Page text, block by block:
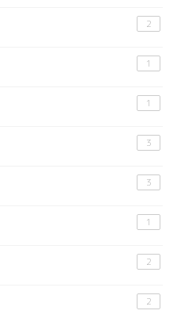
2
1
1
3
3
1
2
2